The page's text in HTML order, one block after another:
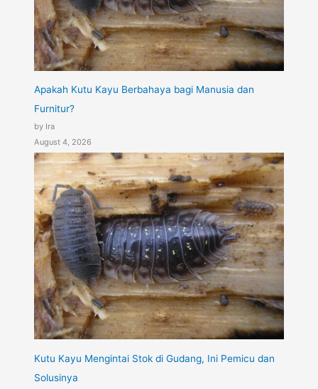
Apakah Kutu Kayu Berbahaya bagi Manusia dan
Furnitur?
by Ira
August 4, 2026
Kutu Kayu Mengintai Stok di Gudang, Ini Pemicu dan
Solusinya